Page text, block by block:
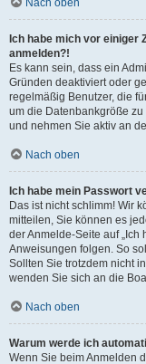
Nach oben
Ich habe mich vor
anmelden?!
Es kann sein, dass ein
Gründen deaktiviert oder
regelmäßig Benutzer, die
um die Datenbankgröße
und nehmen Sie aktiv an
Nach oben
Ich habe mein Passwort
Das ist nicht schlimm! Wir
mitteilen, Sie können es
der Anmelde-Seite auf
Anweisungen folgen. So
Sollten Sie trotzdem nicht
wenden Sie sich an die
Nach oben
Warum werde ich
Wenn Sie beim Anmelden